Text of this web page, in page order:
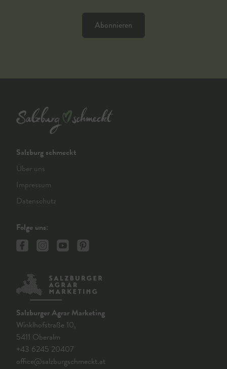
Abonnieren
Salzburg schmeckt
Über uns
Impressum
Datenschutz
Folge uns:
Salzburger Agrar Marketing
Winklhofstraße 10,
5411 Oberalm
+43 6245 20407
office@salzburgschmeckt.at